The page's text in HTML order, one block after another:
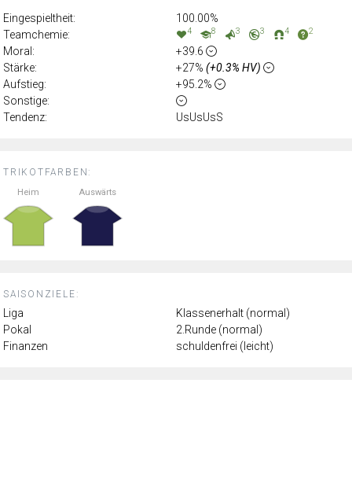
TRIKOTFARBEN:
Heim Auswärts
SAISONZIELE:
Liga
Klassenerhalt (normal)
Pokal
2.Runde (normal)
Finanzen
schuldenfrei (leicht)
Eingespieltheit:
100.00%
Teamchemie:
4 8 3 3 4 2
Moral:
+39.6
Stärke:
+27% (+0.3% HV)
Aufstieg:
+95.2%
Sonstige:
Tendenz:
UsUsUsS